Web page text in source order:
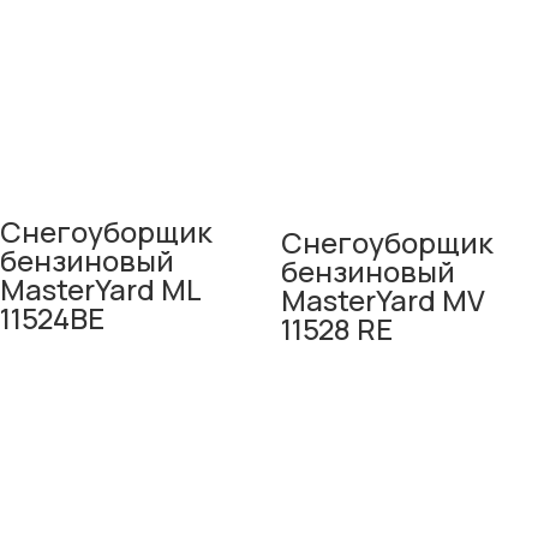
Снегоуборщик
бензиновый
MasterYard ML
11524BE
Снегоуборщик
бензиновый
MasterYard MV
11528 RE